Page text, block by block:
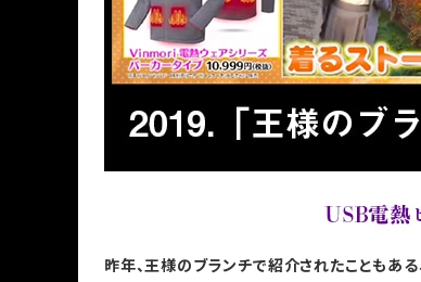
昨年、王様のブランチで紹介されたこともある